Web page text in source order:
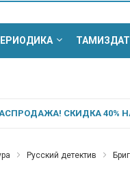
ТАМИЗДАТ
СКИДКА 40%
Русский детектив